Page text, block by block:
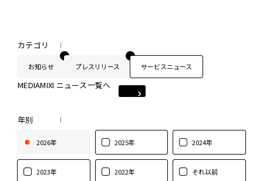
カテゴリ
お知らせ プレスリリース サービスニュース
MEDIAMIXI ニュース一覧へ
年別
2026年 2025年 2024年
2023年 2022年 それ以前